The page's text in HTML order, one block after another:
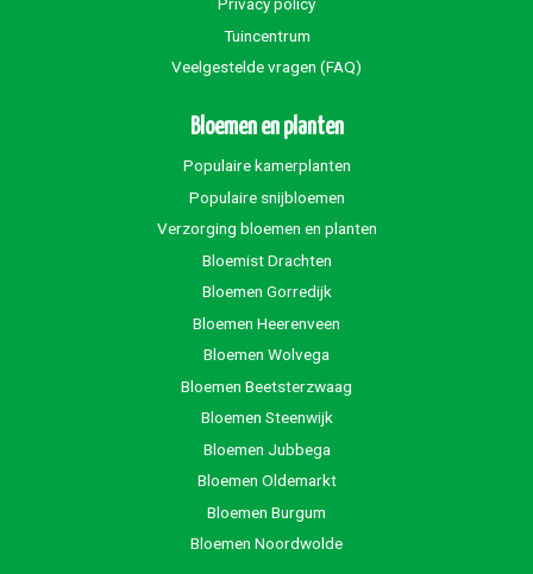
Tuincentrum
Veelgestelde vragen (FAQ)
Bloemen en planten
Populaire kamerplanten
Populaire snijbloemen
Verzorging bloemen en planten
Bloemist Drachten
Bloemen Gorredijk
Bloemen Heerenveen
Bloemen Wolvega
Bloemen Beetsterzwaag
Bloemen Steenwijk
Bloemen Jubbega
Bloemen Oldemarkt
Bloemen Burgum
Bloemen Noordwolde